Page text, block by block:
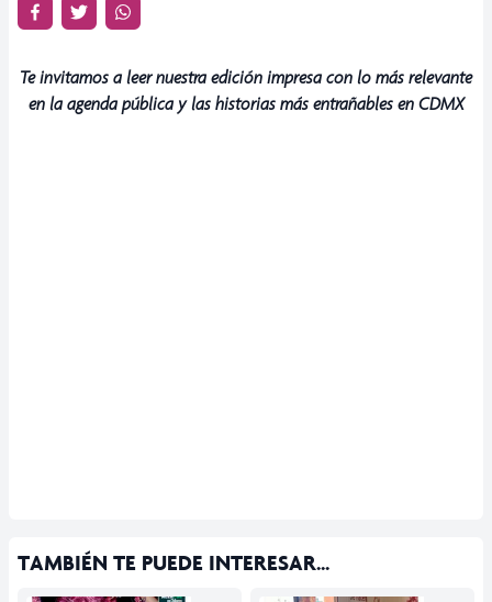
Te invitamos a leer nuestra edición impresa con lo más relevante
en la agenda pública y las historias más entrañables en CDMX
TAMBIÉN TE PUEDE INTERESAR...